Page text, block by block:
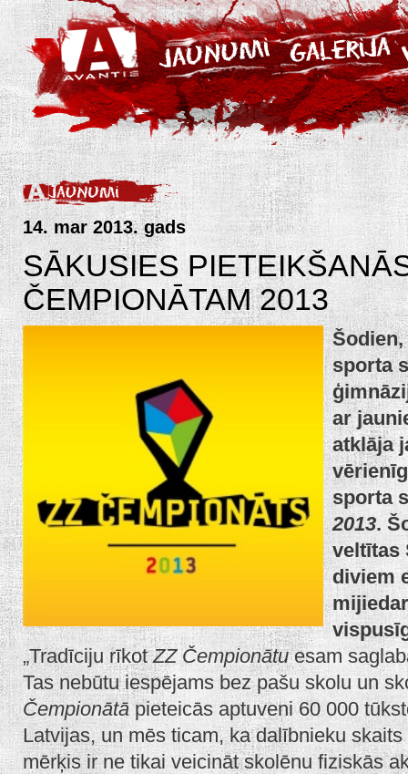
14. mar 2013. gads
SĀKUSIES
ČEMPIONĀTAM 2013
sporta
ar
atklāja
sporta
2013.
veltītas
diviem
„Tradīciju rīkotZZ Čempionātuesam
Tas nebūtu iespējams bez pašu skolu un
Čempionātāpieteicās aptuveni 60 000
Latvijas, un mēs ticam, ka dalībnieku
mērķis ir ne tikai veicināt skolēnu fiziskās